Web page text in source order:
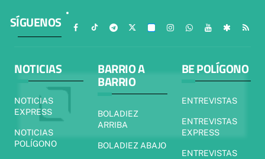
SÍGUENOS
NOTICIAS
NOTICIAS
EXPRESS
NOTICIAS
POLÍGONO
BARRIO A
BARRIO
BOLADIEZ
ARRIBA
BOLADIEZ ABAJO
BE POLÍGONO
ENTREVISTAS
ENTREVISTAS
EXPRESS
ENTREVISTAS